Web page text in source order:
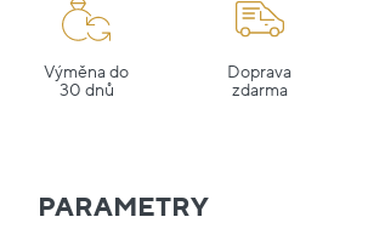
Výměna do
30 dnů
Doprava
zdarma
PARAMETRY